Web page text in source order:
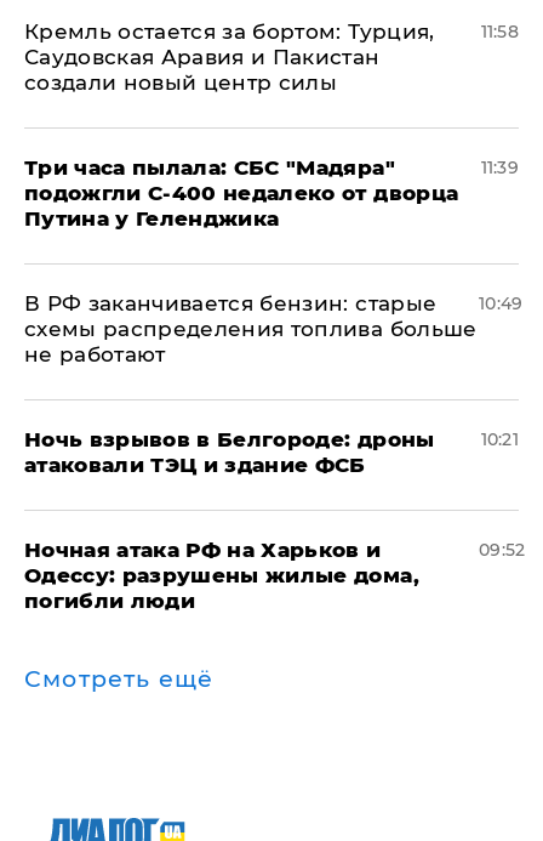
​Кремль остается за бортом: Турция,
Саудовская Аравия и Пакистан
создали новый центр силы
11:58
Три часа пылала: СБС "Мадяра"
подожгли С-400 недалеко от дворца
Путина у Геленджика
11:39
​В РФ заканчивается бензин: старые
схемы распределения топлива больше
не работают
10:49
​Ночь взрывов в Белгороде: дроны
атаковали ТЭЦ и здание ФСБ
10:21
​Ночная атака РФ на Харьков и
Одессу: разрушены жилые дома,
погибли люди
09:52
Смотреть ещё